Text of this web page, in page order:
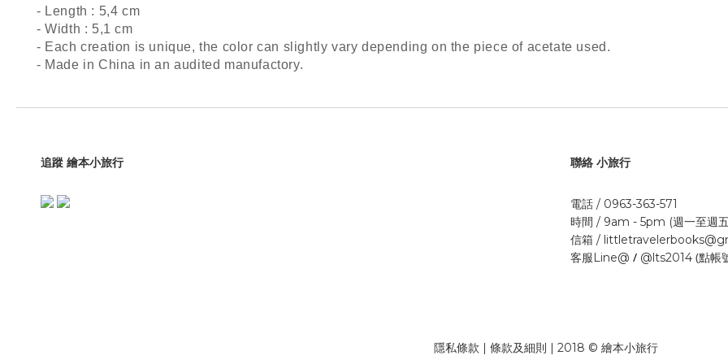
- Length : 5,4 cm
- Width : 5,1 cm
- Each creation is unique, the color can slightly vary depending on the piece of acetate used.
- Made in China in an audited manufactory.
追蹤 繪本小旅行 聯絡 小旅行
電話 / 0963-363-571
時間 / 9am - 5pm (週一至週
信箱 /
客服Line@ / @lts2014 (點帳
隱私條款 | 條款及細則 | 2018 © 繪本小旅行